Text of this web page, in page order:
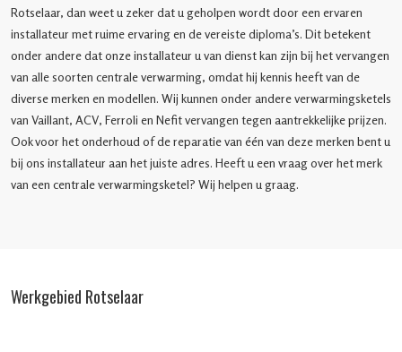
Rotselaar, dan weet u zeker dat u geholpen wordt door een ervaren
installateur met ruime ervaring en de vereiste diploma’s. Dit betekent
onder andere dat onze installateur u van dienst kan zijn bij het vervangen
van alle soorten centrale verwarming, omdat hij kennis heeft van de
diverse merken en modellen. Wij kunnen onder andere verwarmingsketels
van Vaillant, ACV, Ferroli en Nefit vervangen tegen aantrekkelijke prijzen.
Ook voor het onderhoud of de reparatie van één van deze merken bent u
bij ons installateur aan het juiste adres. Heeft u een vraag over het merk
van een centrale verwarmingsketel? Wij helpen u graag.
Werkgebied Rotselaar